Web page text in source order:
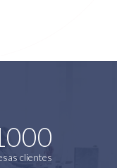
clientes